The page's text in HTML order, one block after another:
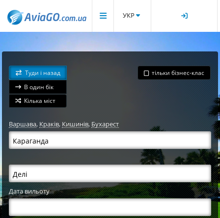
УКР
Туди і назад
В один бік
Кілька міст
тільки бізнес-клас
Варшава, Краків,Кишинів,Бухарест
Дата вильоту